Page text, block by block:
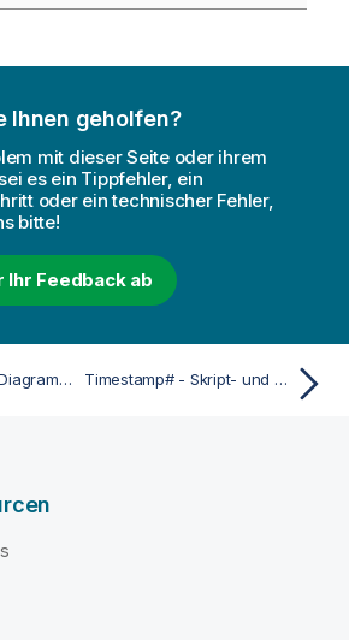
Ihnen geholfen?
mit dieser Seite oder ihrem
es ein Tippfehler, ein
oder ein technischer Fehler,
bitte!
Ihr Feedback ab
Text - Skript- und Diagrammfunktion Timestamp# - Skript- und Diagrammfunktion